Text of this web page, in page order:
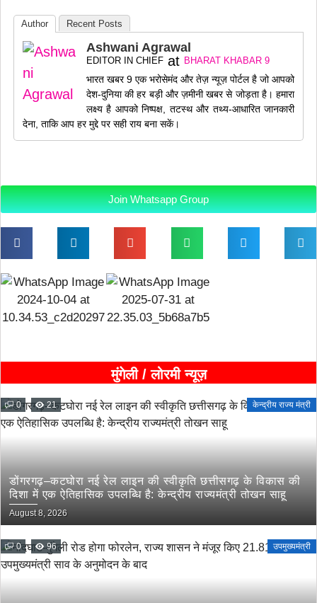
Author Recent Posts
Ashwani Agrawal
EDITOR IN CHIEF at BHARAT KHABAR 9
भारत खबर 9 एक भरोसेमंद और तेज़ न्यूज़ पोर्टल है जो आपको
देश-दुनिया की हर बड़ी और ज़मीनी खबर से जोड़ता है। हमारा
लक्ष्य है आपको निष्पक्ष, तटस्थ और तथ्य-आधारित जानकारी
देना, ताकि आप हर मुद्दे पर सही राय बना सकें।
Join Whatsapp Group
मुंगेली / लोरमी न्यूज़
0 21 केन्द्रीय राज्य मंत्री
डोंगरगढ़–कटघोरा नई रेल लाइन की स्वीकृति छत्तीसगढ़ के विकास की
दिशा में एक ऐतिहासिक उपलब्धि है: केन्द्रीय राज्यमंत्री तोखन साहू
August 8, 2026
0 96 उपमुख्यमंत्री